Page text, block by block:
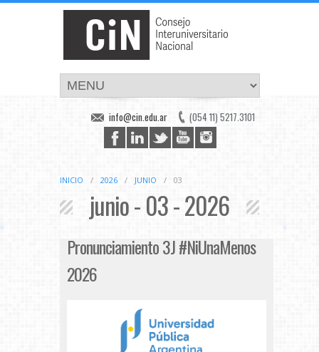
(054 11) 5217.3101
info@cin.edu.ar
INICIO / 2026 / JUNIO / 03
junio - 03 - 2026
Pronunciamiento 3J #NiUnaMenos
2026